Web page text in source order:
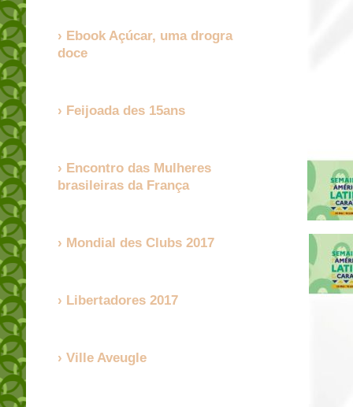
Ebook Açúcar, uma drogra
doce
Feijoada des 15ans
Encontro das Mulheres
brasileiras da França
Mondial des Clubs 2017
Libertadores 2017
Ville Aveugle